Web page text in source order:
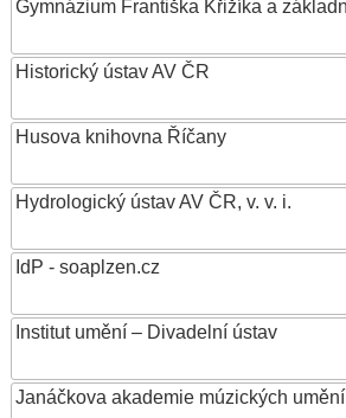
Gymnázium Františka Křižíka a
Historický ústav AV ČR
Husova knihovna Říčany
Hydrologický ústav AV ČR, v. v. i.
IdP - soaplzen.cz
Institut umění – Divadelní ústav
Janáčkova akademie múzických umění